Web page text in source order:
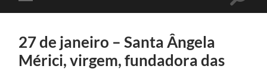
Toggle
mobile
27 de janeiro – Santa Ângela
Mérici, virgem, fundadora das